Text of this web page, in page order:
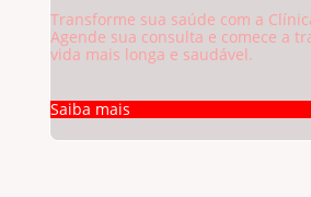
Transforme sua saúde com a
Agende sua consulta e comece a
vida mais longa e saudável.
Saiba mais